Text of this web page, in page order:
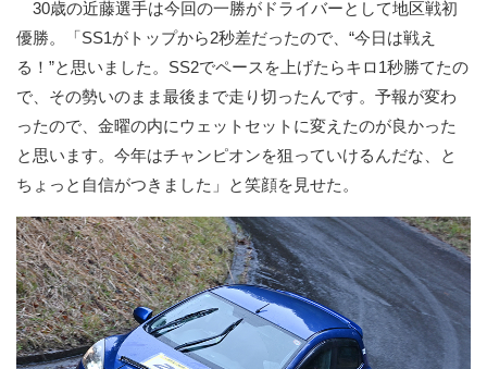
30歳の近藤選手は今回の一勝がドライバーとして地区戦初
優勝。「SS1がトップから2秒差だったので、“今日は戦え
る！”と思いました。SS2でペースを上げたらキロ1秒勝てたの
で、その勢いのまま最後まで走り切ったんです。予報が変わ
ったので、金曜の内にウェットセットに変えたのが良かった
と思います。今年はチャンピオンを狙っていけるんだな、と
ちょっと自信がつきました」と笑顔を見せた。